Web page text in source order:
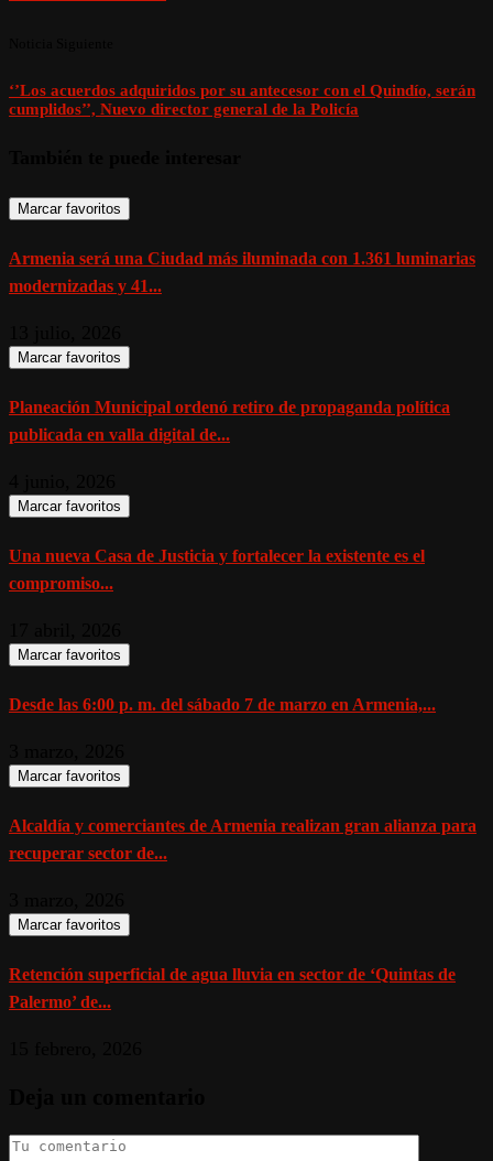
‘’Los acuerdos adquiridos por su antecesor con el Quindío, serán
cumplidos’’, Nuevo director general de la Policía
Marcar favoritos
Armenia será una Ciudad más iluminada con 1.361 luminarias
modernizadas y 41...
Marcar favoritos
Planeación Municipal ordenó retiro de propaganda política
publicada en valla digital de...
Marcar favoritos
Una nueva Casa de Justicia y fortalecer la existente es el
compromiso...
Marcar favoritos
Desde las 6:00 p. m. del sábado 7 de marzo en Armenia,...
Marcar favoritos
Alcaldía y comerciantes de Armenia realizan gran alianza para
recuperar sector de...
Marcar favoritos
Retención superficial de agua lluvia en sector de ‘Quintas de
Palermo’ de...